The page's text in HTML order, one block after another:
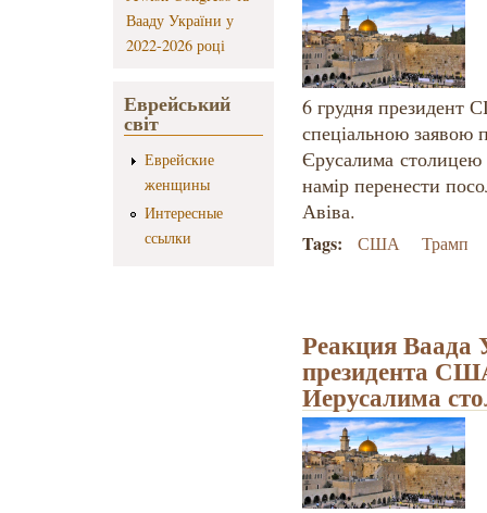
Вааду України у
2022-2026 році
Еврейський
світ
Еврейские
женщины
Интересные
ссылки
6 грудня президент
спеціальною заявою
Єрусалима столицею
намір перенести
Авіва.
Tags: США Трамп
Реакция Ваада
президента
Иерусалима